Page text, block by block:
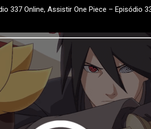
337 Online, Assistir One Piece – Episódio